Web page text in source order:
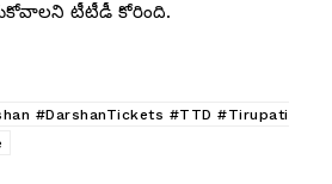
టీటీడీ కోరింది.
#DarshanTickets #TTD #Tirupati